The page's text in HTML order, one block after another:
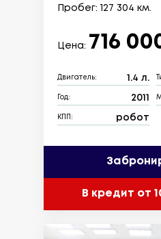
Пробег: 127 304 км.
Цена: 716
Двигатель: 1.4 л.
Год: 2011
КПП: робот
В кредит от